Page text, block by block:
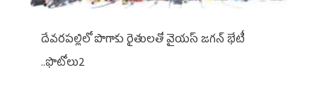
దేవరపల్లిలో పొగాకు రైతులతో వైయస్ జగన్ భేటీ
..ఫొటోలు2